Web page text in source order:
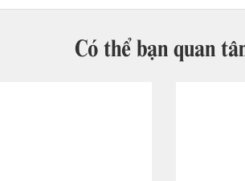
Có thể bạn quan